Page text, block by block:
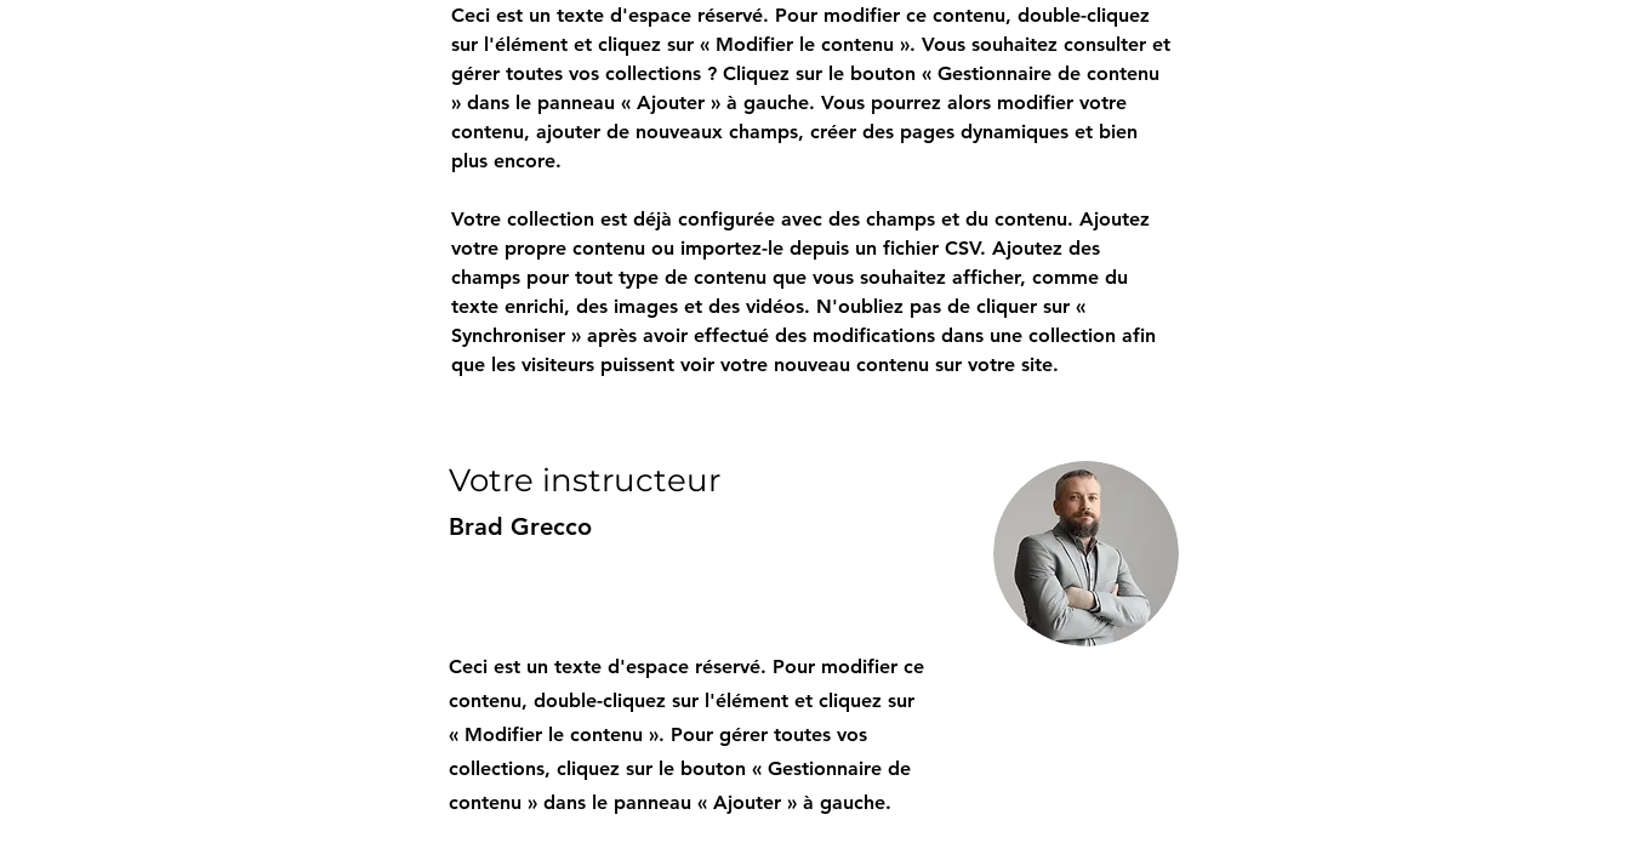
Ceci est un texte d'espace réservé. Pour modifier ce contenu, double-cliquez
sur l'élément et cliquez sur « Modifier le contenu ». Vous souhaitez consulter et
gérer toutes vos collections ? Cliquez sur le bouton « Gestionnaire de contenu
» dans le panneau « Ajouter » à gauche. Vous pourrez alors modifier votre
contenu, ajouter de nouveaux champs, créer des pages dynamiques et bien
plus encore.
Votre collection est déjà configurée avec des champs et du contenu. Ajoutez
votre propre contenu ou importez-le depuis un fichier CSV. Ajoutez des
champs pour tout type de contenu que vous souhaitez afficher, comme du
texte enrichi, des images et des vidéos. N'oubliez pas de cliquer sur «
Synchroniser » après avoir effectué des modifications dans une collection afin
que les visiteurs puissent voir votre nouveau contenu sur votre site.
Votre instructeur
Brad Grecco
Ceci est un texte d'espace réservé. Pour modifier ce
contenu, double-cliquez sur l'élément et cliquez sur
« Modifier le contenu ». Pour gérer toutes vos
collections, cliquez sur le bouton « Gestionnaire de
contenu » dans le panneau « Ajouter » à gauche.